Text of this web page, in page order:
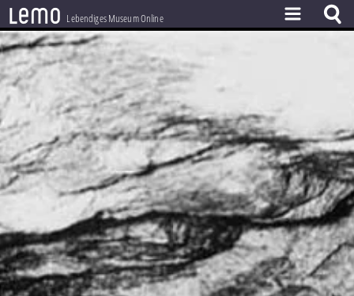
lemo Lebendiges Museum Online
ZEITSTRAHL
THEMEN
ZEITZEUGEN
BESTAND
LERNEN
PROJEKT